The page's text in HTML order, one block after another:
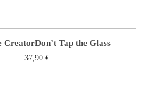
CreatorDon’t Tap the Glass
37,90 €